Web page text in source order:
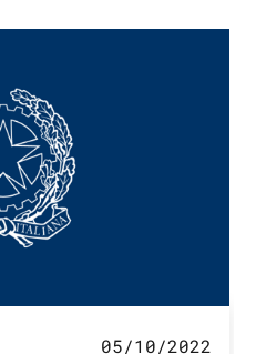
05/10/2022